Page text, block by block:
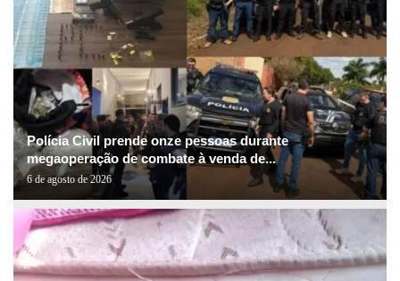
Polícia Civil prende onze pessoas durante
megaoperação de combate à venda de...
6 de agosto de 2026